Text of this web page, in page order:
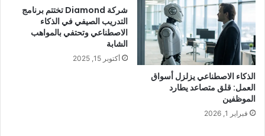
الذكاء الاصطناعي يزلزل أسواق
العمل: قلق متصاعد يطارد
الموظفين
فبراير 1, 2026
شركة Diamond تختتم برنامج
التدريب الصيفي في الذكاء
الاصطناعي وتحتفي بالمواهب
الشابة
أكتوبر 15, 2025